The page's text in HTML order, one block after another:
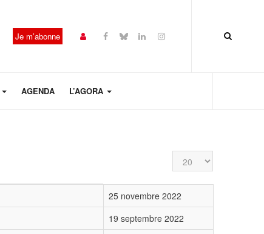
Je m’abonne
AGENDA L’AGORA
Affichage #
25 novembre 2022
19 septembre 2022